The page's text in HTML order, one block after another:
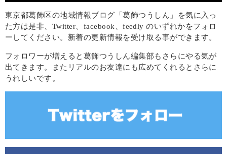
東京都葛飾区の地域情報ブログ「葛飾つうしん」を気に入っ
た方は是非、Twitter、facebook、feedly のいずれかをフォロ
ーしてください。新着の更新情報を受け取る事ができます。
フォロワーが増えると葛飾つうしん編集部もさらにやる気が
出てきます。またリアルのお友達にも広めてくれるとさらに
うれしいです。